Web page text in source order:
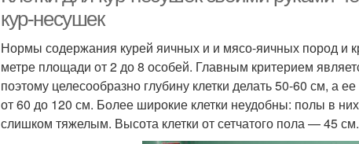
кур-несушек
Нормы содержания курей яичных и и мясо-яичных пород и
метре площади от 2 до 8 особей. Главным критерием
поэтому целесообразно глубину клетки делать 50-60 см, а
от 60 до 120 см. Более широкие клетки неудобны: полы в
слишком тяжелым. Высота клетки от сетчатого пола — 45 см.